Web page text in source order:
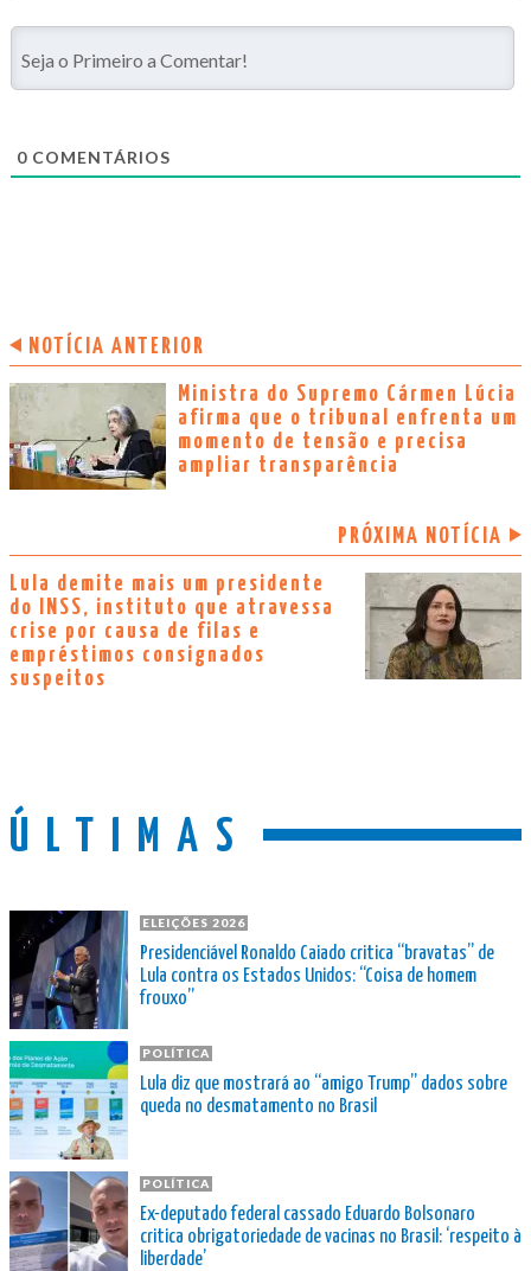
0 COMENTÁRIOS
NOTÍCIA ANTERIOR
Ministra do Supremo Cármen Lúcia
afirma que o tribunal enfrenta um
momento de tensão e precisa
ampliar transparência
PRÓXIMA NOTÍCIA
Lula demite mais um presidente
do INSS, instituto que atravessa
crise por causa de filas e
empréstimos consignados
suspeitos
ÚLTIMAS
ELEIÇÕES 2026
Presidenciável Ronaldo Caiado critica “bravatas” de
Lula contra os Estados Unidos: “Coisa de homem
frouxo”
POLÍTICA
Lula diz que mostrará ao “amigo Trump” dados sobre
queda no desmatamento no Brasil
POLÍTICA
Ex-deputado federal cassado Eduardo Bolsonaro
critica obrigatoriedade de vacinas no Brasil: ‘respeito à
liberdade’